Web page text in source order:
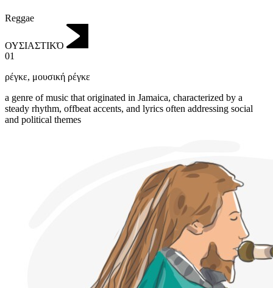
Reggae
ΟΥΣΙΑΣΤΙΚΌ
01
ρέγκε, μουσική ρέγκε
a genre of music that originated in Jamaica, characterized by a
steady rhythm, offbeat accents, and lyrics often addressing social
and political themes